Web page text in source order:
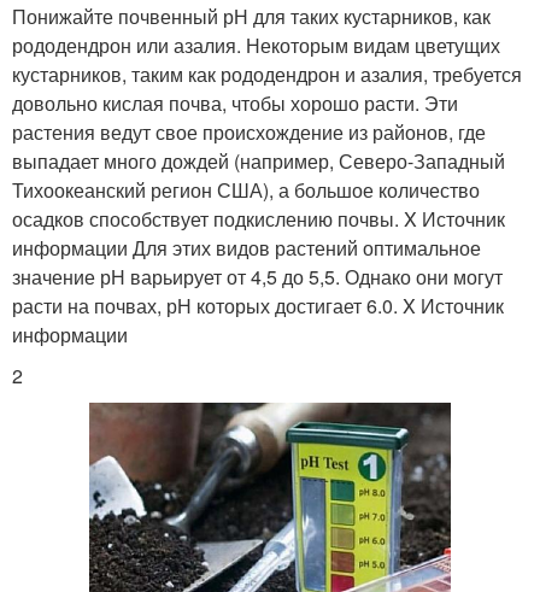
Понижайте почвенный рН для таких кустарников, как
рододендрон или азалия. Некоторым видам цветущих
кустарников, таким как рододендрон и азалия, требуется
довольно кислая почва, чтобы хорошо расти. Эти
растения ведут свое происхождение из районов, где
выпадает много дождей (например, Северо-Западный
Тихоокеанский регион США), а большое количество
осадков способствует подкислению почвы. X Источник
информации Для этих видов растений оптимальное
значение рН варьирует от 4,5 до 5,5. Однако они могут
расти на почвах, рН которых достигает 6.0. X Источник
информации
2